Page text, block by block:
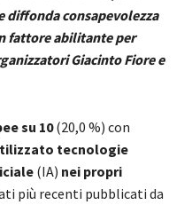
diffonda consapevolezza
fattore abilitante per
Giacinto Fiore e
su 10(20,0 %) con
tecnologie
(IA) nei propri
più recenti pubblicati da